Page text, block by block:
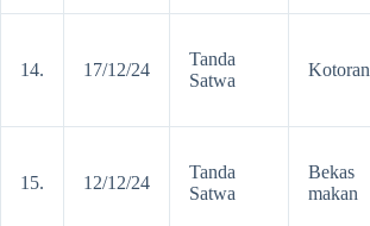
14. 17/12/24
Tanda
Satwa
Kotoran
15. 12/12/24
Tanda
Satwa
Bekas
makan